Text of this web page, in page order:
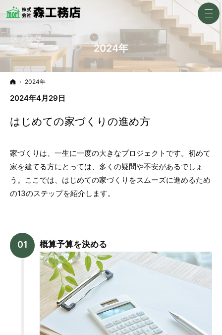
2024年
ホーム
2024年
2024年4月29日
はじめての家づくりの進め方
家づくりは、一生に一度の大きなプロジェクトです。初めて
家を建てる方にとっては、多くの疑問や不安があるでしょ
う。ここでは、はじめての家づくりをスムーズに進めるため
の13のステップを紹介します。
概算予算を決める